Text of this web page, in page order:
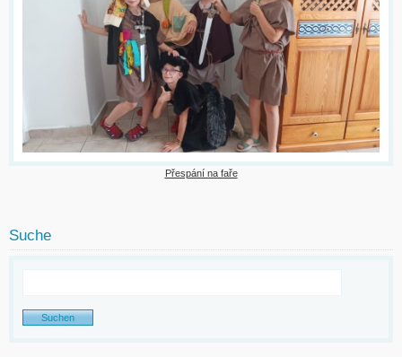
Přespání na faře
Suche